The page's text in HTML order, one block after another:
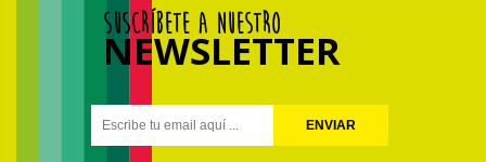
SUSCRÍBETE A NUESTRO
NEWSLETTER
ENVIAR